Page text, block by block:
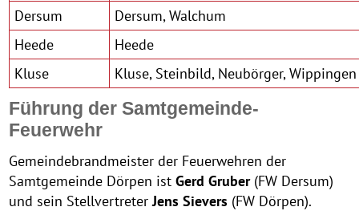
Dersum
Dersum, Walchum
Heede
Heede
Kluse
Kluse, Steinbild, Neubörger, Wippingen
Führung der Samtgemeinde-
Feuerwehr
Gemeindebrandmeister der Feuerwehren der
Samtgemeinde Dörpen istGerd Gruber(FW Dersum)
und sein StellvertreterJens Sievers (FW Dörpen).